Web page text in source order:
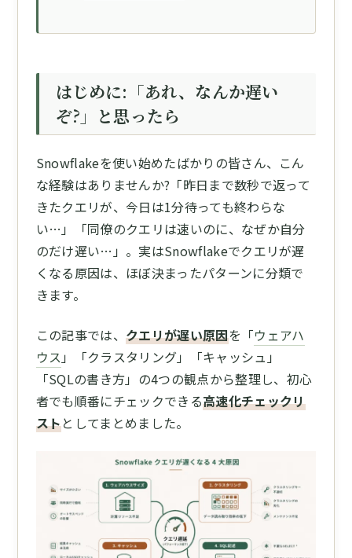
はじめに:「あれ、なんか遅い
ぞ?」と思ったら
Snowflakeを使い始めたばかりの皆さん、こん
な経験はありませんか?「昨日まで数秒で返って
きたクエリが、今日は1分待っても終わらな
い…」「同僚のクエリは速いのに、なぜか自分
のだけ遅い…」。実はSnowflakeでクエリが遅
くなる原因は、ほぼ決まったパターンに分類で
きます。
この記事では、クエリが遅い原因を「ウェアハ
ウス 」「クラスタリング」「キャッシュ」
「SQLの書き方」の4つの観点から整理し、初心
者でも順番にチェックできる高速化チェックリ
ストとしてまとめました。